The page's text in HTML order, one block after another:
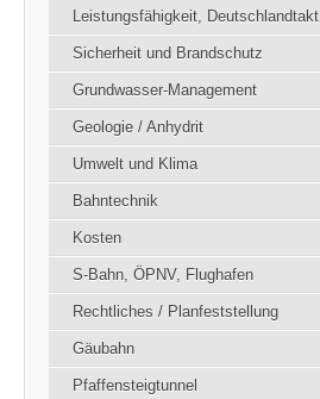
Leistungsfähigkeit, Deutschlandtakt
Sicherheit und Brandschutz
Grundwasser-Management
Geologie / Anhydrit
Umwelt und Klima
Bahntechnik
Kosten
S-Bahn, ÖPNV, Flughafen
Rechtliches / Planfeststellung
Gäubahn
Pfaffensteigtunnel